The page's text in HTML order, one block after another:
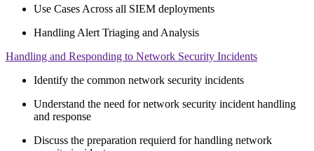
Use Cases Across all SIEM deployments
Handling Alert Triaging and Analysis
Handling and Responding to Network Security Incidents
Identify the common network security incidents
Understand the need for network security incident handling
and response
Discuss the preparation requierd for handling network